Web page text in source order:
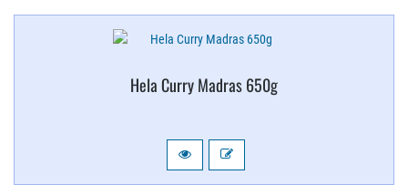
Hela Curry Madras 650g